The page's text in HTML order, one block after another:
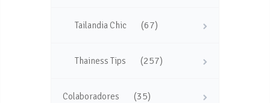
Tailandia Chic (67)
Thainess Tips (257)
Colaboradores (35)